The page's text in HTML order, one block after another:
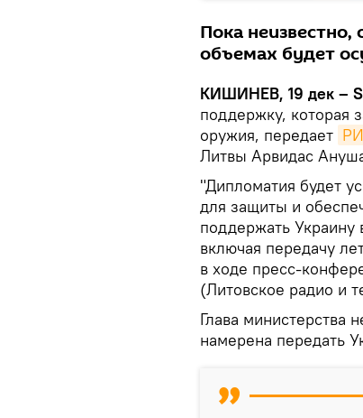
Пока
объемах будет
КИШИНЕВ, 19 дек –
поддержку, которая
оружия, передает
Литвы Арвидас
"Дипломатия будет
для защиты и
поддержать Украину
включая передачу
в ходе пресс-
(Литовское радио и
Глава министерства
намерена передать